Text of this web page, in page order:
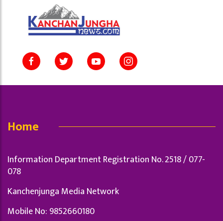
Home
Information Department Registration No. 2518 / 077-
078
Kanchenjunga Media Network
Mobile No: 9852660180